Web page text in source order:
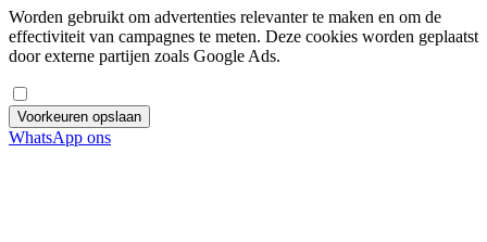
Worden gebruikt om advertenties relevanter te maken en om de
effectiviteit van campagnes te meten. Deze cookies worden geplaatst
door externe partijen zoals Google Ads.
Voorkeuren opslaan
WhatsApp ons